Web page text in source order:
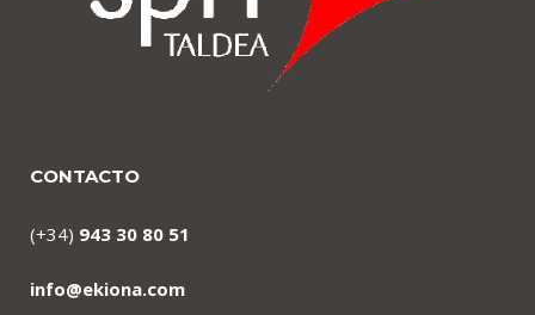
CONTACTO
(+34) 943 30 80 51
info@ekiona.com